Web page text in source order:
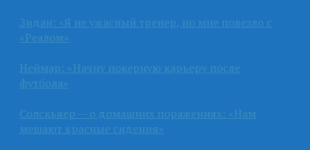
Зидан: «Я не ужасный тренер, но мне повезло с
«Реалом»
Неймар: «Начну покерную карьеру после
футбола»
Солскьяер — о домашних поражениях: «Нам
мешают красные сидения»